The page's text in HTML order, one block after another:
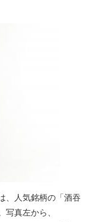
、人気銘柄の「酒吞
真左から、